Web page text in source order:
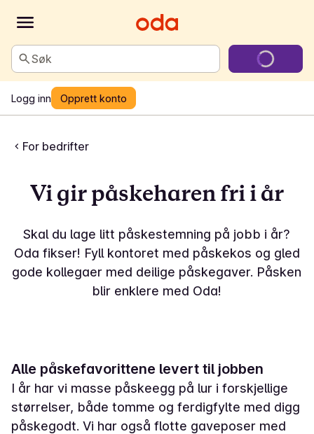
Søk
Logg inn Opprett konto
For bedrifter
Vi gir påskeharen fri i år
Skal du lage litt påskestemning på jobb i år?
Oda fikser! Fyll kontoret med påskekos og gled
gode kollegaer med deilige påskegaver. Påsken
blir enklere med Oda!
Alle påskefavorittene levert til jobben
I år har vi masse påskeegg på lur i forskjellige
størrelser, både tomme og ferdigfylte med digg
påskegodt. Vi har også flotte gaveposer med